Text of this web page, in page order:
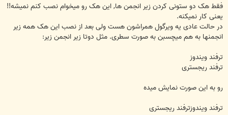
فقط هک دو ستونی کردن زیر انجمن ها, این هک رو میخوام نصب کنم نمیشه!!
یعنی کار نمیکنه.
در حالت عادی یه ویرگول همراشون هست ولی بعد از نصب این هک همه زیر
انجمنها به هم میچسبن به صورت سطری. مثل دوتا زیر انجمن زیر:
ترفند ویندوز
ترفند ریجستری
رو به این صورت نمایش میده
ترفند ویندوزترفند ریجستری